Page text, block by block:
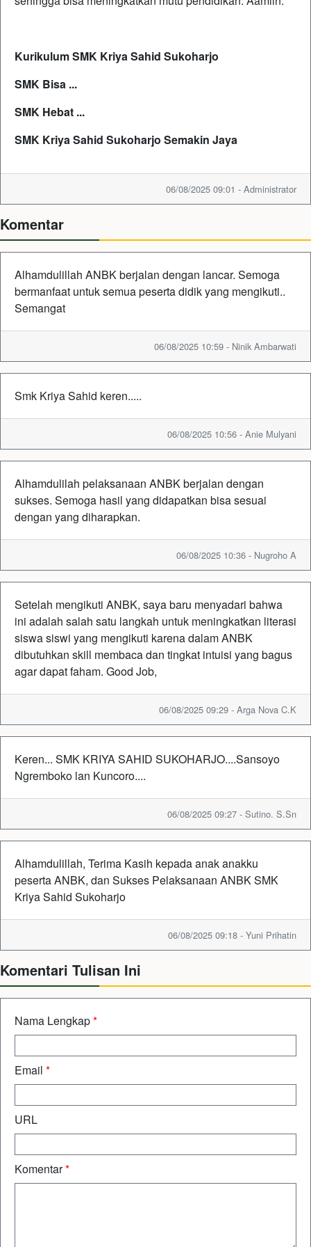
Kurikulum SMK Kriya Sahid Sukoharjo
SMK Bisa ...
SMK Hebat ...
SMK Kriya Sahid Sukoharjo Semakin Jaya
06/08/2025 09:01 - Administrator
Komentar
Alhamdulillah ANBK berjalan dengan lancar. Semoga
bermanfaat untuk semua peserta didik yang mengikuti..
Semangat
06/08/2025 10:59 - Ninik Ambarwati
Smk Kriya Sahid keren.....
06/08/2025 10:56 - Anie Mulyani
Alhamdulilah pelaksanaan ANBK berjalan dengan
sukses. Semoga hasil yang didapatkan bisa sesuai
dengan yang diharapkan.
06/08/2025 10:36 - Nugroho A
Setelah mengikuti ANBK, saya baru menyadari bahwa
ini adalah salah satu langkah untuk meningkatkan literasi
siswa siswi yang mengikuti karena dalam ANBK
dibutuhkan skill membaca dan tingkat intuisi yang bagus
agar dapat faham. Good Job,
06/08/2025 09:29 - Arga Nova C.K
Keren... SMK KRIYA SAHID SUKOHARJO....Sansoyo
Ngremboko lan Kuncoro....
06/08/2025 09:27 - Sutino. S.Sn
Alhamdulillah, Terima Kasih kepada anak anakku
peserta ANBK, dan Sukses Pelaksanaan ANBK SMK
Kriya Sahid Sukoharjo
06/08/2025 09:18 - Yuni Prihatin
Komentari Tulisan Ini
Nama Lengkap*
Email *
URL
Komentar*